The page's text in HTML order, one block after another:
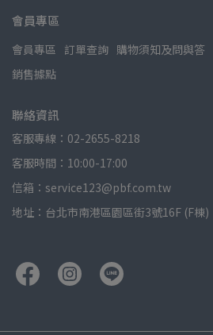
會員專區
會員專區 訂單查詢 購物須知及問與答
銷售據點
聯絡資訊
客服專線：02-2655-8218
客服時間：10:00-17:00
信箱：service123@pbf.com.tw
地址：台北市南港區園區街3號16F (F棟)